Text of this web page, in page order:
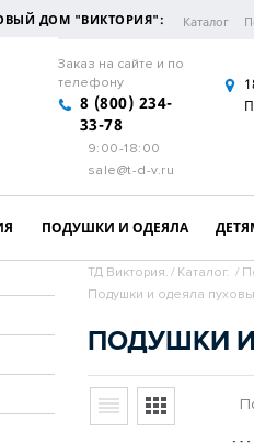
ДОМ "ВИКТОРИЯ": Каталог
Заказ на сайте и по
телефону
8 (800) 234-
33-78
9:00-18:00
sale@t-d-v.ru
ПОДУШКИ И ОДЕЯЛА
ТД Виктория. / Каталог. /
Подушки и одеяла
ПОДУШКИ